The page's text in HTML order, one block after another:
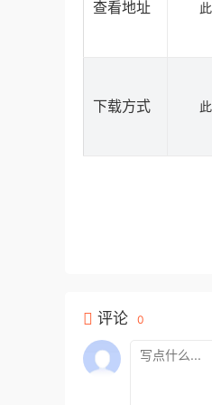
查看地址
下载方式
评论 0